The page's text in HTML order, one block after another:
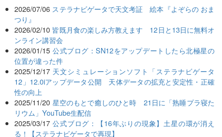
2026/07/06 ステラナビゲータで天文考証 絵本『よぞらの おま
つり』
2026/02/10 皆既月食の楽しみ方教えます 12日と13日に無料オ
ンライン講習会
2026/01/15 公式ブログ：SN12をアップデートしたら北極星の
位置が違った件
2025/12/17 天文シミュレーションソフト「ステラナビゲータ
12」12.0iアップデータ公開 天体データの拡充と安定性・正確
性の向上
2025/11/20 星空のもとで癒しのひと時 21日に「熟睡プラ寝た
リウム」YouTube生配信
2025/03/17 公式ブログ：【16年ぶりの現象】土星の環が消え
る！【ステラナビゲータで再現】